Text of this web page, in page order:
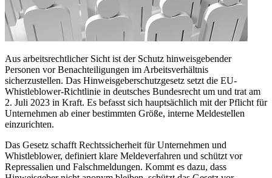
Aus arbeitsrechtlicher Sicht ist der Schutz hinweisgebender
Personen vor Benachteiligungen im Arbeitsverhältnis
sicherzustellen. Das Hinweisgeberschutzgesetz setzt die EU-
Whistleblower-Richtlinie in deutsches Bundesrecht um und trat am
2. Juli 2023 in Kraft. Es befasst sich hauptsächlich mit der Pflicht für
Unternehmen ab einer bestimmten Größe, interne Meldestellen
einzurichten.
Das Gesetz schafft Rechtssicherheit für Unternehmen und
Whistleblower, definiert klare Meldeverfahren und schützt vor
Repressalien und Falschmeldungen. Kommt es dazu, dass